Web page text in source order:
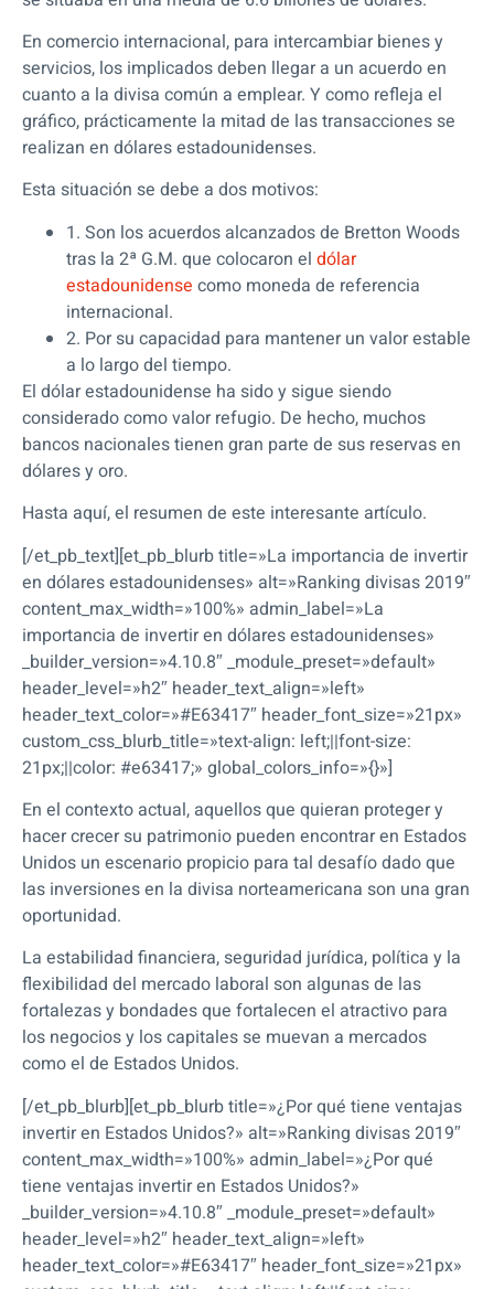
En comercio internacional, para intercambiar bienes y
servicios, los implicados deben llegar a un acuerdo en
cuanto a la divisa común a emplear. Y como refleja el
gráfico, prácticamente la mitad de las transacciones se
realizan en dólares estadounidenses.
Esta situación se debe a dos motivos:
1. Son los acuerdos alcanzados de Bretton Woods
tras la 2ª G.M. que colocaron el dólar
estadounidense como moneda de referencia
internacional.
2. Por su capacidad para mantener un valor estable
a lo largo del tiempo.
El dólar estadounidense ha sido y sigue siendo
considerado como valor refugio. De hecho, muchos
bancos nacionales tienen gran parte de sus reservas en
dólares y oro.
Hasta aquí, el resumen de este interesante artículo.
[/et_pb_text][et_pb_blurb title=»La importancia de invertir
en dólares estadounidenses» alt=»Ranking divisas 2019″
content_max_width=»100%» admin_label=»La
importancia de invertir en dólares estadounidenses»
_builder_version=»4.10.8″ _module_preset=»default»
header_level=»h2″ header_text_align=»left»
header_text_color=»#E63417″ header_font_size=»21px»
custom_css_blurb_title=»text-align: left;||font-size:
21px;||color: #e63417;» global_colors_info=»{}»]
En el contexto actual, aquellos que quieran proteger y
hacer crecer su patrimonio pueden encontrar en Estados
Unidos un escenario propicio para tal desafío dado que
las inversiones en la divisa norteamericana son una gran
oportunidad.
La estabilidad financiera, seguridad jurídica, política y la
flexibilidad del mercado laboral son algunas de las
fortalezas y bondades que fortalecen el atractivo para
los negocios y los capitales se muevan a mercados
como el de Estados Unidos.
[/et_pb_blurb][et_pb_blurb title=»¿Por qué tiene ventajas
invertir en Estados Unidos?» alt=»Ranking divisas 2019″
content_max_width=»100%» admin_label=»¿Por qué
tiene ventajas invertir en Estados Unidos?»
_builder_version=»4.10.8″ _module_preset=»default»
header_level=»h2″ header_text_align=»left»
header_text_color=»#E63417″ header_font_size=»21px»